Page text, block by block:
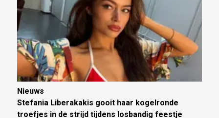
Nieuws
Stefania Liberakakis gooit haar kogelronde
troefjes in de strijd tijdens losbandig feestje